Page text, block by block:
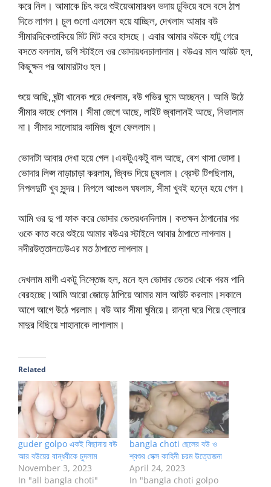
করে নিল। আমাকে চিৎ করে শুইয়েআমারধন ভদায় ঢুকিয়ে বসে বসে ঠাপ
দিতে লাগল। চুল গুলো এলমেল হয়ে যাচ্ছিল, দেখলাম আমার বউ
সীমারদিকেতাকিয়ে মিট মিট করে হাসছে। এবার আমার বউকে হাটু গেরে
বসতে বললাম, ডগি স্টাইলে ওর ভোদায়ধনচালালাম। বউএর মাল আউট হল,
কিছুক্ষন পর আমারটাও হল।
শুয়ে আছি, ঘন্টা খানেক পরে দেখলাম, বউ গভির ঘুমে আচ্ছন্ন। আমি উঠে
সীমার কাছে গেলাম। সীমা জেগে আছে, লাইট জ্বালানই আছে, নিভালাম
না। সীমার সালোয়ার কামিজ খুলে ফেললাম।
ভোদাটা আবার দেখা হয়ে গেল।একটুএকটু বাল আছে, বেশ খাসা ভোদা।
ভোদার লিপ্স নাড়াচাড়া করলাম, জ্বিভ দিয়ে চুষলাম। ব্রেস্ট টিপছিলাম,
নিপলদুটি খুব সুন্দর। নিপলে আংগুল ঘষলাম, সীমা খুবই হন্নে হয়ে গেল।
আমি ওর দু পা ফাক করে ভোদার ভেতরধনদিলাম। কতক্ষন ঠাপানোর পর
ওকে কাত করে শুইয়ে আমার বউএর স্টাইলে আবার ঠাপাতে লাগলাম।
নদীরউত্তালঢেউএর মত ঠাপাতে লাগলাম।
দেখলাম মাগী একটু নিস্তেজ হল, মনে হল ভোদার ভেতর থেকে গরম পানি
বেরহচ্ছে।আমি আরো জোড়ে ঠাপিয়ে আমার মাল আউট করলাম।সকালে
আগে আগে উঠে পরলাম। বউ আর সীমা ঘুমিয়ে। রান্না ঘরে গিয়ে ফ্লোরে
মাদুর বিছিয়ে শাহানাকে লাগালাম।
Related
guder golpo একই বিছানায় বউ
আর বউয়ের বান্ধবীকে চুদলাম
November 3, 2023
In "all bangla choti"
bangla choti ছেলের বউ ও
শ্বশুর সেক্স কাহিনী চরম উত্তেজনা
April 24, 2023
In "bangla choti golpo